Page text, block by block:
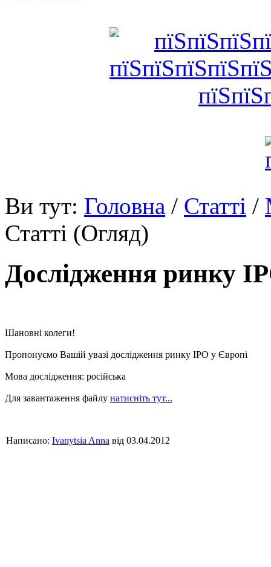
Ви тут: Головна / Статті /
Статті (Огляд)
Дослідження ринку
Шановні колеги!
Пропонуємо Вашій увазі дослідження ринку IPO у Європі
Мова дослідження: російська
Для завантаження файлу натисніть тут...
Написано: Ivanytsia Anna від 03.04.2012